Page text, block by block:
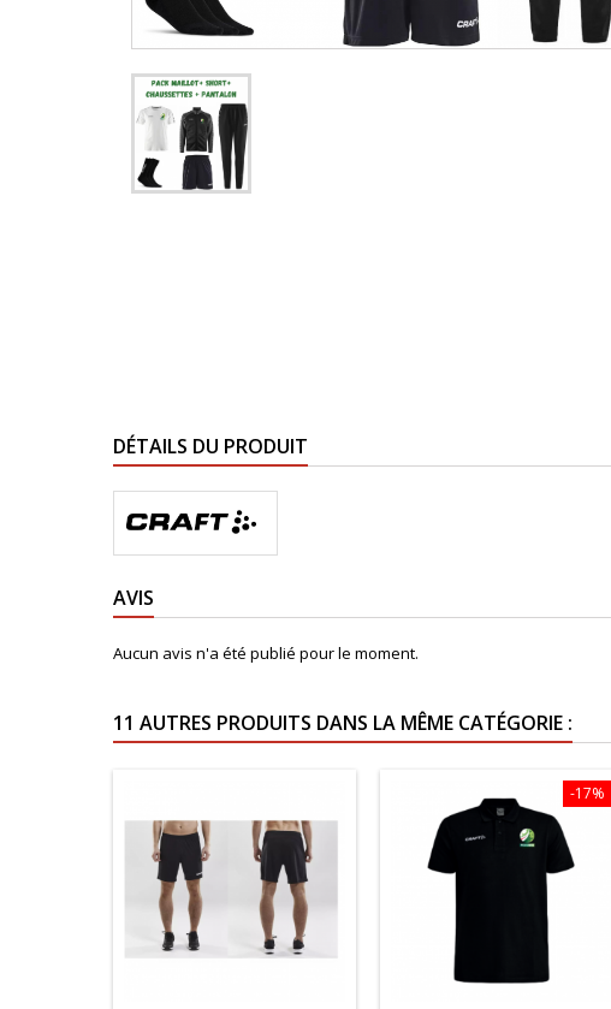
DÉTAILS DU PRODUIT
AVIS
Aucun avis n'a été publié pour le moment.
11 AUTRES PRODUITS DANS LA MÊME CATÉGORIE :
-17%